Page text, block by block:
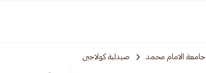
جامعة الامام محمد صيدلية كولاجين